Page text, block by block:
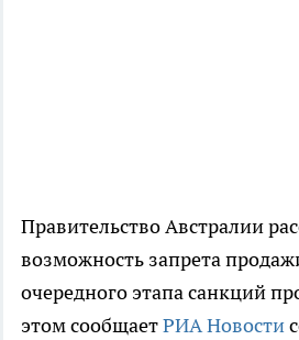
Правительство Австралии
возможность запрета
очередного этапа санкций
этом сообщаетРИА Новости